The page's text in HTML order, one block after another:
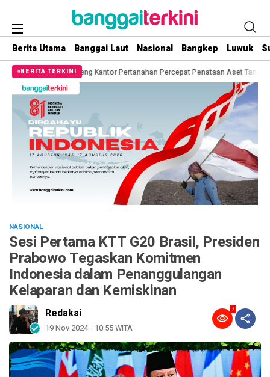
Berita Utama Banggai Laut Nasional Bangkep Luwuk
BERITA TERKINI
Kantor Pertanahan Percepat Penataan Aset Tanah Pemda Mantap!
NASIONAL
Sesi Pertama KTT G20 Brasil, Presiden
Prabowo Tegaskan Komitmen
Indonesia dalam Penanggulangan
Kelaparan dan Kemiskinan
Redaksi
19 Nov 2024 - 10:55 WITA
7